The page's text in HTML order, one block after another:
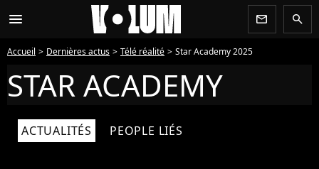
menu newsletter search
Accueil Dernières actus Télé réalité Star Academy 2025
STAR ACADEMY
ACTUALITÉS PEOPLE LIÉS